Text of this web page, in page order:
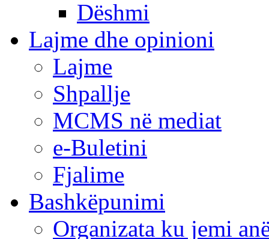
Dëshmi
Lajme dhe opinioni
Lajme
Shpallje
MCMS në mediat
e-Buletini
Fjalime
Bashkëpunimi
Organizata ku jemi